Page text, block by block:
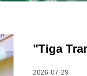
"Tiga
2026-07-29